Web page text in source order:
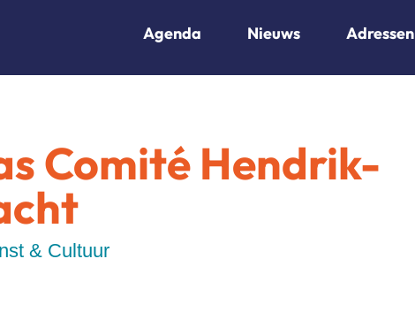
Agenda Nieuws Adressen
Comité Hendrik-
& Cultuur